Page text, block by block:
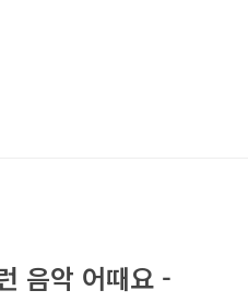
음악 어때요 -